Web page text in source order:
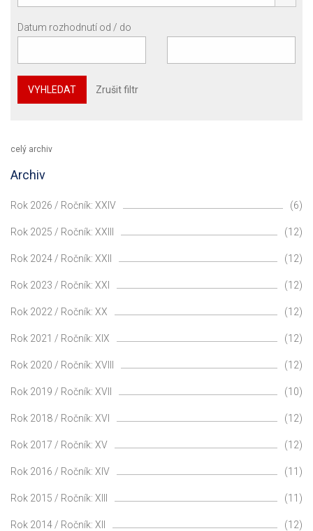
Datum rozhodnutí od / do
VYHLEDAT Zrušit filtr
celý archiv
Archiv
Rok 2026 / Ročník: XXIV (6)
Rok 2025 / Ročník: XXIII (12)
Rok 2024 / Ročník: XXII (12)
Rok 2023 / Ročník: XXI (12)
Rok 2022 / Ročník: XX (12)
Rok 2021 / Ročník: XIX (12)
Rok 2020 / Ročník: XVIII (12)
Rok 2019 / Ročník: XVII (10)
Rok 2018 / Ročník: XVI (12)
Rok 2017 / Ročník: XV (12)
Rok 2016 / Ročník: XIV (11)
Rok 2015 / Ročník: XIII (11)
Rok 2014 / Ročník: XII (12)